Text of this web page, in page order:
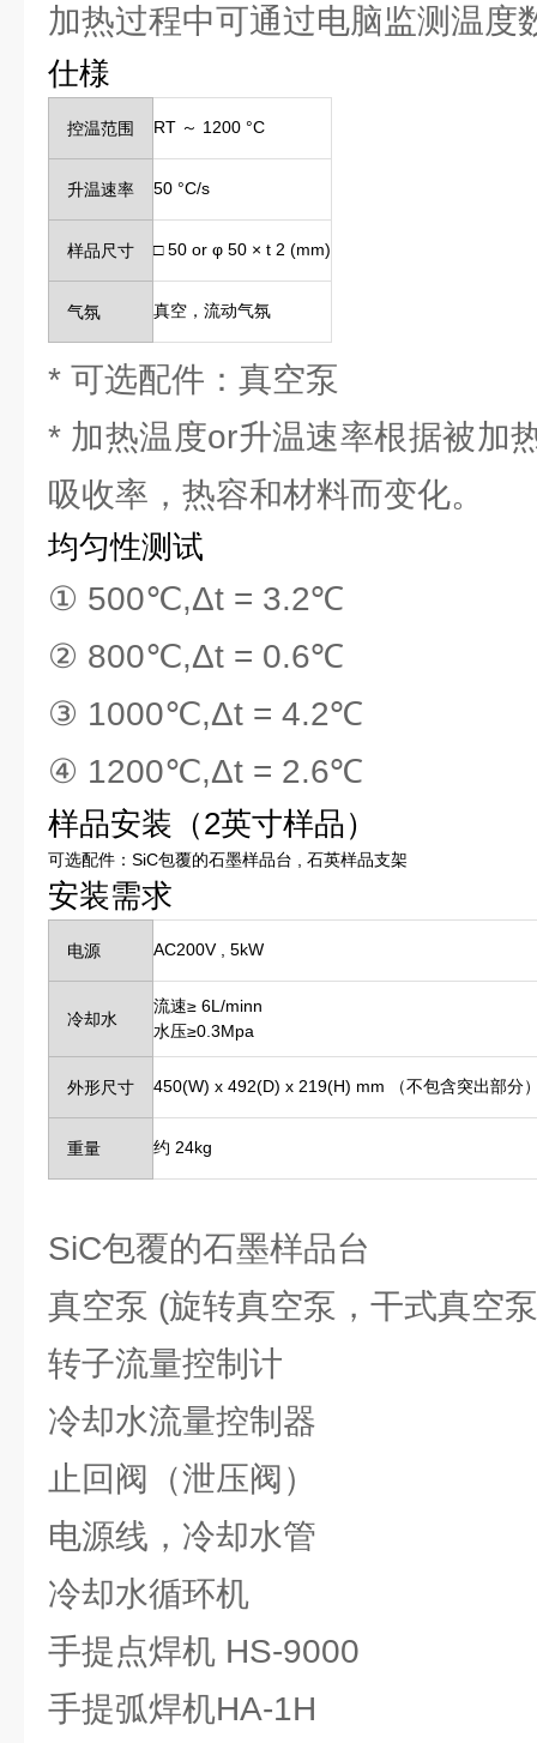
加热过程中可通过电脑监测温度
仕様
控温范围 RT ～ 1200 °C
升温速率 50 °C/s
样品尺寸 □ 50 or φ 50 × t 2 (mm)
气氛 真空，流动气氛
* 可选配件：真空泵
* 加热温度or升温速率根据被加
吸收率，热容和材料而变化。
均匀性测试
① 500℃,Δt = 3.2℃
② 800℃,Δt = 0.6℃
③ 1000℃,Δt = 4.2℃
④ 1200℃,Δt = 2.6℃
样品安装（2英寸样品）
可选配件：SiC包覆的石墨样品台 , 石英样品支架
安装需求
电源 AC200V , 5kW
冷却水
流速≥ 6L/minn
水压≥0.3Mpa
外形尺寸 450(W) x 492(D) x 219(H) mm （不包含突出部分
重量 约 24kg
SiC包覆的石墨样品台
真空泵 (旋转真空泵，干式真空
转子流量控制计
冷却水流量控制器
止回阀（泄压阀）
电源线，冷却水管
冷却水循环机
手提点焊机 HS-9000
手提弧焊机HA-1H